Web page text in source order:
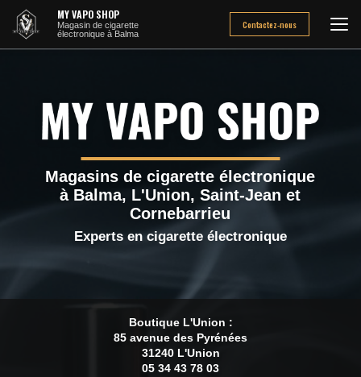
contenu
principal
MY VAPO SHOP
Magasin de cigarette
électronique à Balma
Contactez-nous
Magasins de cigarette électronique
à Balma, L'Union, Saint-Jean et
Cornebarrieu
Experts en cigarette électronique
Boutique L'Union :
85 avenue des Pyrénées
31240 L'Union
05 34 43 78 03